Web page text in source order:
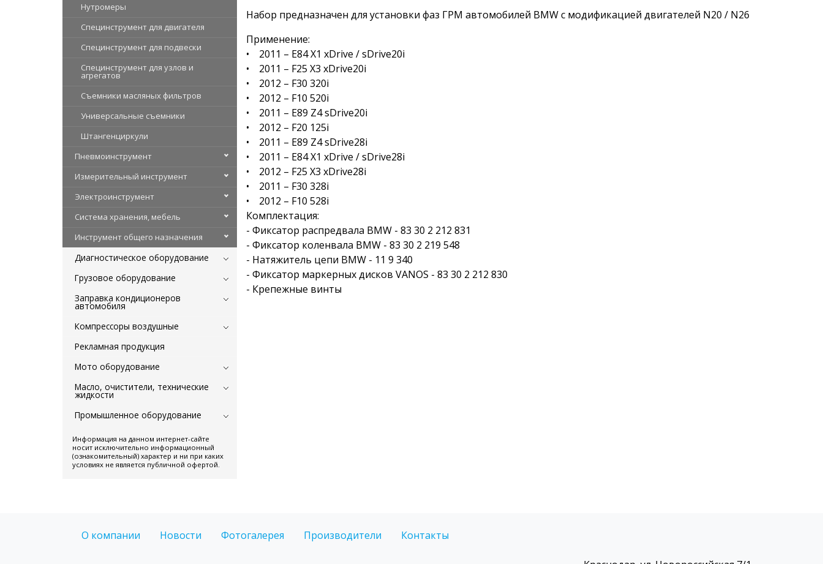
Нутромеры
Специнструмент для двигателя
Специнструмент для подвески
Специнструмент для узлов и
агрегатов
Съемники масляных фильтров
Универсальные съемники
Штангенциркули
Пневмоинструмент
Измерительный инструмент
Электроинструмент
Система хранения, мебель
Инструмент общего назначения
Диагностическое оборудование
Грузовое оборудование
Заправка кондиционеров
автомобиля
Компрессоры воздушные
Рекламная продукция
Мото оборудование
Масло, очистители, технические
жидкости
Промышленное оборудование
Информация на данном интернет-сайте
носит исключительно информационный
(ознакомительный) характер и ни при каких
условиях не является публичной офертой.
Набор предназначен для установки фаз ГРМ автомобилей BMW с модификацией двигателей N20 / N26
Применение:
• 2011 – E84 X1 xDrive / sDrive20i
• 2011 – F25 X3 xDrive20i
• 2012 – F30 320i
• 2012 – F10 520i
• 2011 – E89 Z4 sDrive20i
• 2012 – F20 125i
• 2011 – E89 Z4 sDrive28i
• 2011 – E84 X1 xDrive / sDrive28i
• 2012 – F25 X3 xDrive28i
• 2011 – F30 328i
• 2012 – F10 528i
Комплектация:
- Фиксатор распредвала BMW - 83 30 2 212 831
- Фиксатор коленвала BMW - 83 30 2 219 548
- Натяжитель цепи BMW - 11 9 340
- Фиксатор маркерных дисков VANOS - 83 30 2 212 830
- Крепежные винты
О компании Новости Фотогалерея Производители Контакты